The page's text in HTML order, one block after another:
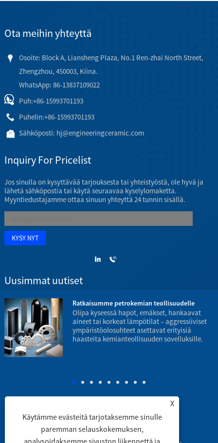
Ota meihin yhteyttä
Osoite: Block A, Liansheng Plaza, No.1 Ren-zhai North Street,
Zhengzhou, 450003, Kiina.
WhatsApp: 86-13837109022
Puh:+86-15993701193
Puhelin:+86-15993701193
Sähköposti: hj@engineeringceramic.com
Inquiry For Pricelist
Jos sinulla on kysyttävää tarjouksesta tai yhteistyöstä, ole hyvä ja
lähetä sähköpostia tai käytä seuraavaa kyselylomaketta.
Myyntiedustajamme ottaa sinuun yhteyttä 24 tunnin sisällä.
Uusimmat uutiset
Ratkaisumme petrokemian teollisuudelle
Olipa kyseessä hapot, emäkset, hankaavat
aineet tai korkeat lämpötilat – aggressiiviset
ympäristöolosuhteet asettavat erityisiä
haasteita kemianteollisuuden sovelluksille.
Linkit| Sitemap| RSS|
X
Käytämme evästeitä tarjotaksemme sinulle
paremman selauskokemuksen,
analysoidaksemme sivuston liikennettä ja